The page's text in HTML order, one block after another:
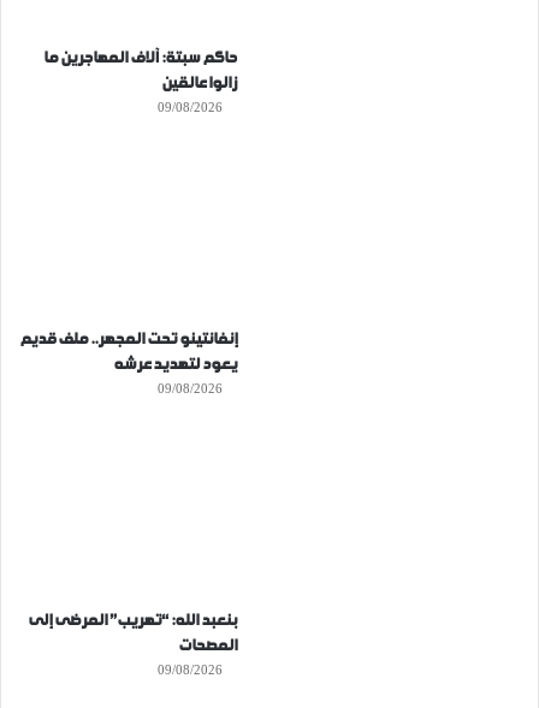
حاكم سبتة: آلاف المهاجرين ما
زالوا عالقين
09/08/2026
إنفانتينو تحت المجهر.. ملف قديم
يعود لتهديد عرشه
09/08/2026
بنعبد الله: “تهريب” المرضى إلى
المصحات
09/08/2026